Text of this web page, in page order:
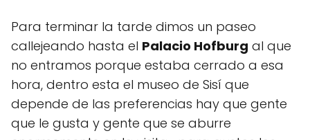
Para terminar la tarde dimos un paseo
callejeando hasta el Palacio Hofburg al que
no entramos porque estaba cerrado a esa
hora, dentro esta el museo de Sisí que
depende de las preferencias hay que gente
que le gusta y gente que se aburre